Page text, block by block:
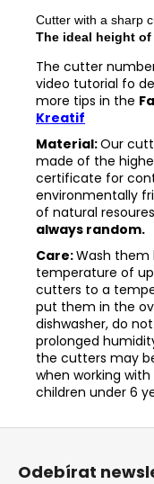
Cutter with a sharp
The ideal height
The cutter
video tutorial fo
more tips in the
Kreatif
Material:Our
made of the
certificate for
environmentally
of natural
always random.
Care:Wash them
temperature of
cutters to a
put them in the
dishwasher, do
prolonged
the cutters may
when working
children under 6
Z
Odebírat